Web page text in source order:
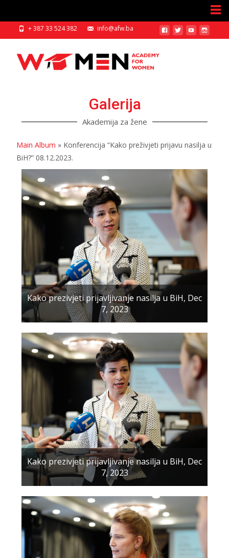
+ 387 33 524 382 info@afw.ba
Galerija
Akademija za žene
Main Album » Konferencija “Kako preživjeti prijavu nasilja u
BiH?” 08.12.2023.
Kako prezivjeti prijavljivanje nasilja u BiH, Dec
7, 2023
Kako prezivjeti prijavljivanje nasilja u BiH, Dec
7, 2023